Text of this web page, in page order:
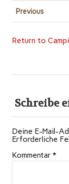
Previous
Return to
Schreibe
Deine E-Mail-
Erforderliche
Kommentar *